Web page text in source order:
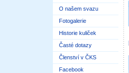
O našem svazu
Fotogalerie
Historie kuliček
Časté dotazy
Členství v ČKS
Facebook